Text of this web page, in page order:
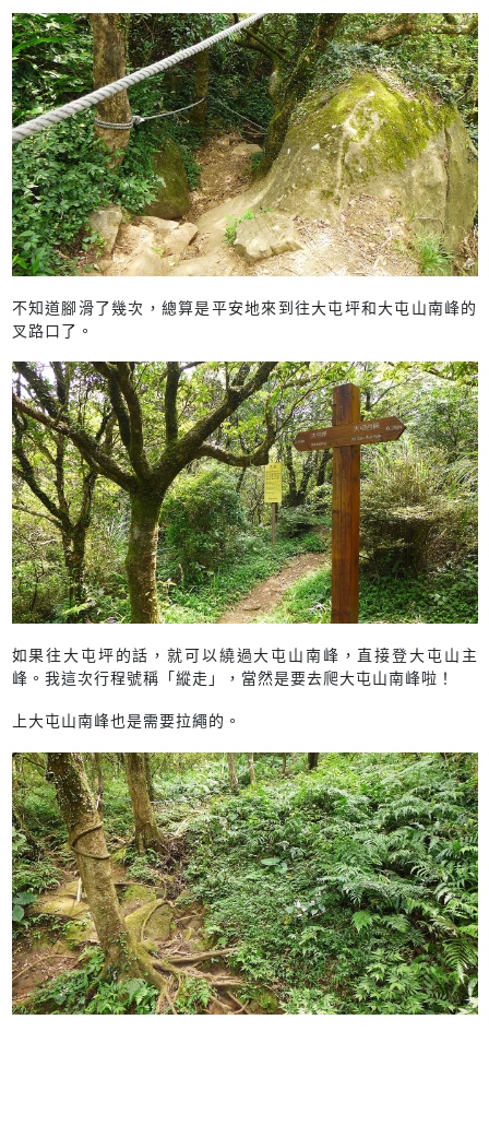
不知道腳滑了幾次，總算是平安地來到往大屯坪和大屯山南峰的
叉路口了。
如果往大屯坪的話，就可以繞過大屯山南峰，直接登大屯山主
峰。我這次行程號稱「縱走」，當然是要去爬大屯山南峰啦！
上大屯山南峰也是需要拉繩的。